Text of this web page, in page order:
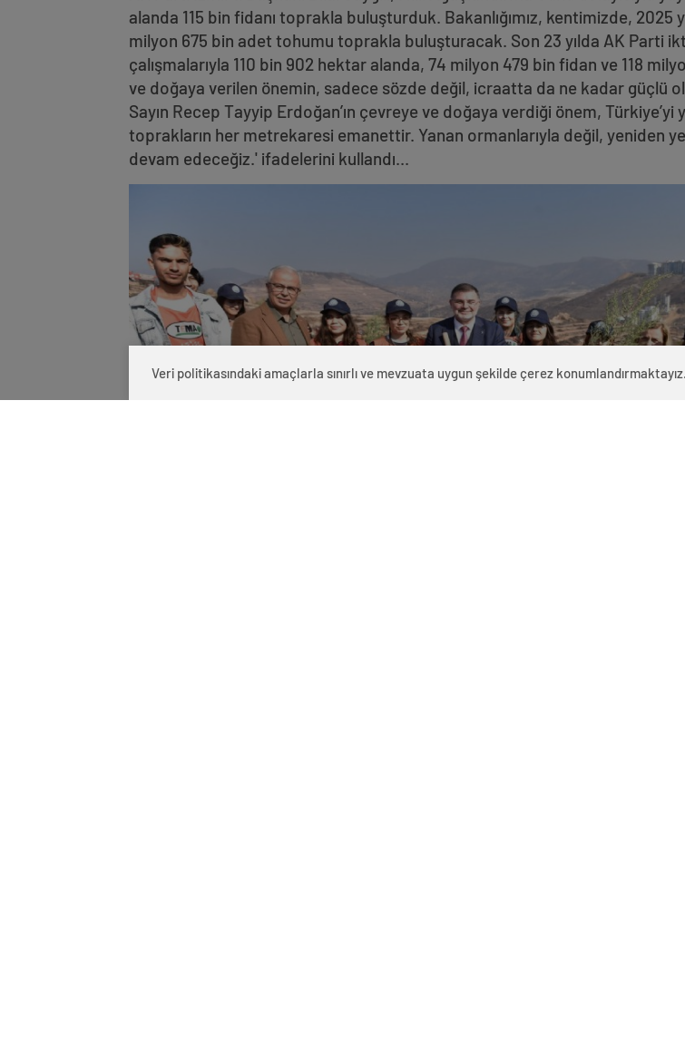
alanda 115 bin fidanı toprakla buluşturduk. Bakanlığımız, kentimizde, 2025
milyon 675 bin adet tohumu toprakla buluşturacak. Son 23 yılda AK Parti
çalışmalarıyla 110 bin 902 hektar alanda, 74 milyon 479 bin fidan ve 118
ve doğaya verilen önemin, sadece sözde değil, icraatta da ne kadar güçlü
Sayın Recep Tayyip Erdoğan’ın çevreye ve doğaya verdiği önem,
toprakların her metrekaresi emanettir. Yanan ormanlarıyla değil, yeniden
devam edeceğiz.' ifadelerini kullandı...
Veri politikasındaki amaçlarla sınırlı ve mevzuata uygun şekilde çerez